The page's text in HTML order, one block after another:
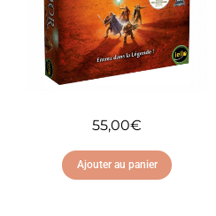
55,00€
Ajouter au panier